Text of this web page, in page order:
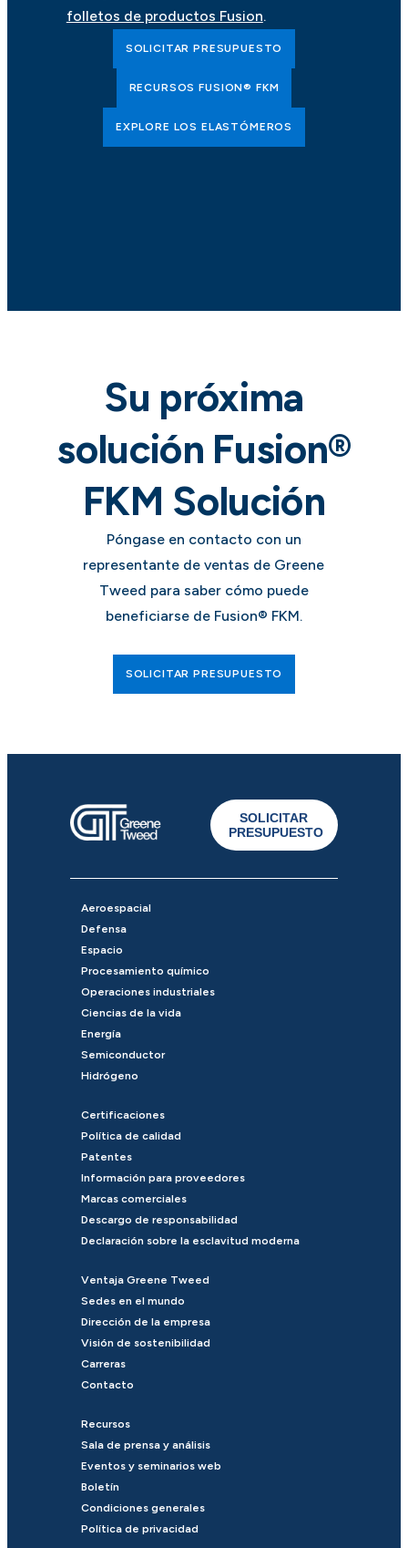
folletos de productos Fusion.
SOLICITAR PRESUPUESTO
RECURSOS FUSION® FKM
EXPLORE LOS ELASTÓMEROS
Su próxima
solución Fusion®
FKM Solución
Póngase en contacto con un
representante de ventas de Greene
Tweed para saber cómo puede
beneficiarse de Fusion® FKM.
SOLICITAR PRESUPUESTO
SOLICITAR
PRESUPUESTO
Aeroespacial
Defensa
Espacio
Procesamiento químico
Operaciones industriales
Ciencias de la vida
Energía
Semiconductor
Hidrógeno
Certificaciones
Política de calidad
Patentes
Información para proveedores
Marcas comerciales
Descargo de responsabilidad
Declaración sobre la esclavitud moderna
Ventaja Greene Tweed
Sedes en el mundo
Dirección de la empresa
Visión de sostenibilidad
Carreras
Contacto
Recursos
Sala de prensa y análisis
Eventos y seminarios web
Boletín
Condiciones generales
Política de privacidad